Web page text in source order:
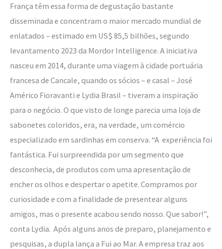
França têm essa forma de degustação bastante
disseminada e concentram o maior mercado mundial de
enlatados – estimado em US$ 85,5 bilhões, segundo
levantamento 2023 da Mordor Intelligence. A iniciativa
nasceu em 2014, durante uma viagem à cidade portuária
francesa de Cancale, quando os sócios – e casal – José
Américo Fioravanti e Lydia Brasil – tiveram a inspiração
para o negócio. O que visto de longe parecia uma loja de
sabonetes coloridos, era, na verdade, um comércio
especializado em sardinhas em conserva. “A experiência foi
fantástica. Fui surpreendida por um segmento que
desconhecia, de produtos com uma apresentação de
encher os olhos e despertar o apetite. Compramos por
curiosidade e com a finalidade de presentear alguns
amigos, mas o presente acabou sendo nosso. Que sabor!”,
conta Lydia. Após alguns anos de preparo, planejamento e
pesquisas, a dupla lança a Fui ao Mar. A empresa traz aos